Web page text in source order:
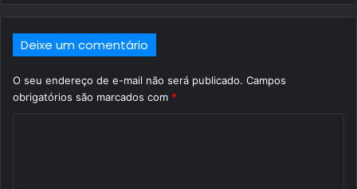
Deixe um comentário
O seu endereço de e-mail não será publicado. Campos
obrigatórios são marcados com *